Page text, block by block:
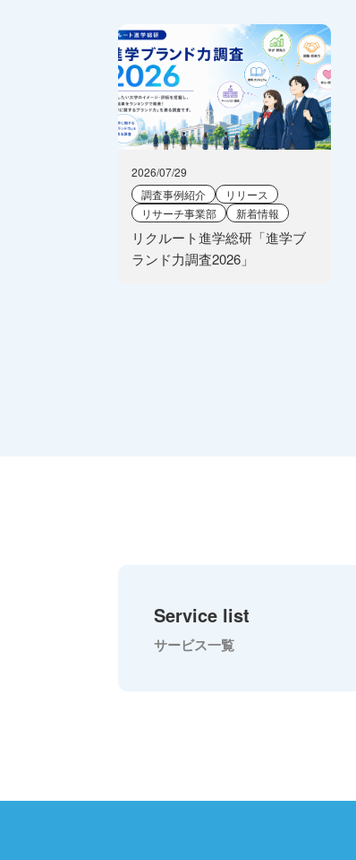
2026/07/29
調査事例紹介
リリース
リサーチ事業部
新着情報
リクルート進学総研「進学ブ
ランド力調査2026」
Service list
サービス一覧